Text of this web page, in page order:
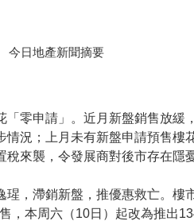
今日地產新聞摘要
「零申請」。近月新盤銷售放
況；上月未有新盤申請預售
來襲，令發展商對後市存在隱
瑆，滯銷新盤，推優惠救亡。
，本周六（10日）起改為推出